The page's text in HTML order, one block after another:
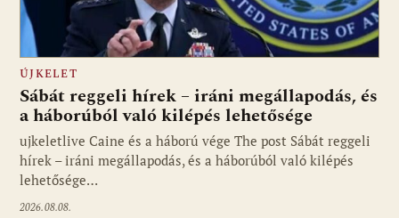
Fotó: ujkelet.live
ÚJKELET
Sábát reggeli hírek – iráni megállapodás, és
a háborúból való kilépés lehetősége
ujkeletlive Caine és a háború vége The post Sábát reggeli
hírek – iráni megállapodás, és a háborúból való kilépés
lehetősége…
2026.08.08.